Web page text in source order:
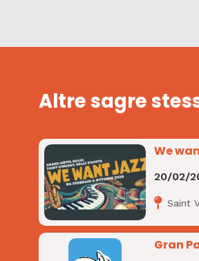
Altre sagre
We
20/02/
Saint
Gran